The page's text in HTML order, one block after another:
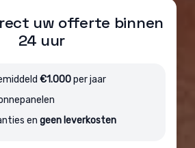
uw offerte binnen
24 uur
€1.000per jaar
engeen leverkosten